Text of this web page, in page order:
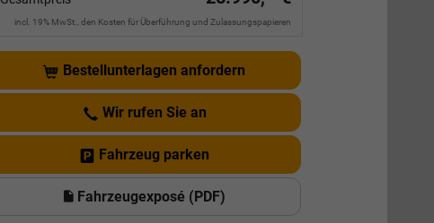
incl. 19% MwSt., den Kosten für Überführung und Zulassungspapieren
Bestellunterlagen anfordern
Wir rufen Sie an
Fahrzeug parken
Fahrzeugexposé (PDF)